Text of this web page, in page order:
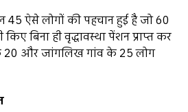
ऐसे लोगों की पहचान हुई है जो 60
बिना ही वृद्धावस्था पेंशन प्राप्त कर
20 और जांगलिख गांव के 25 लोग